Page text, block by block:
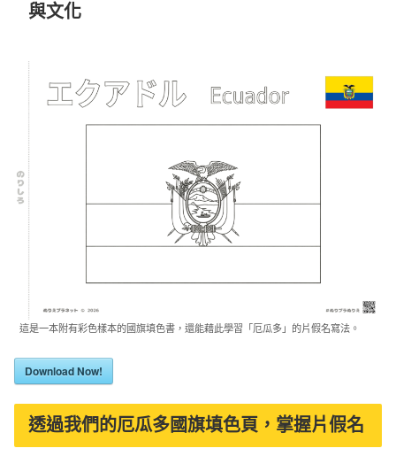
與文化
這是一本附有彩色樣本的國旗填色書，還能藉此學習「厄瓜多」的片假名寫法。
Download Now!
透過我們的厄瓜多國旗填色頁，掌握片假名